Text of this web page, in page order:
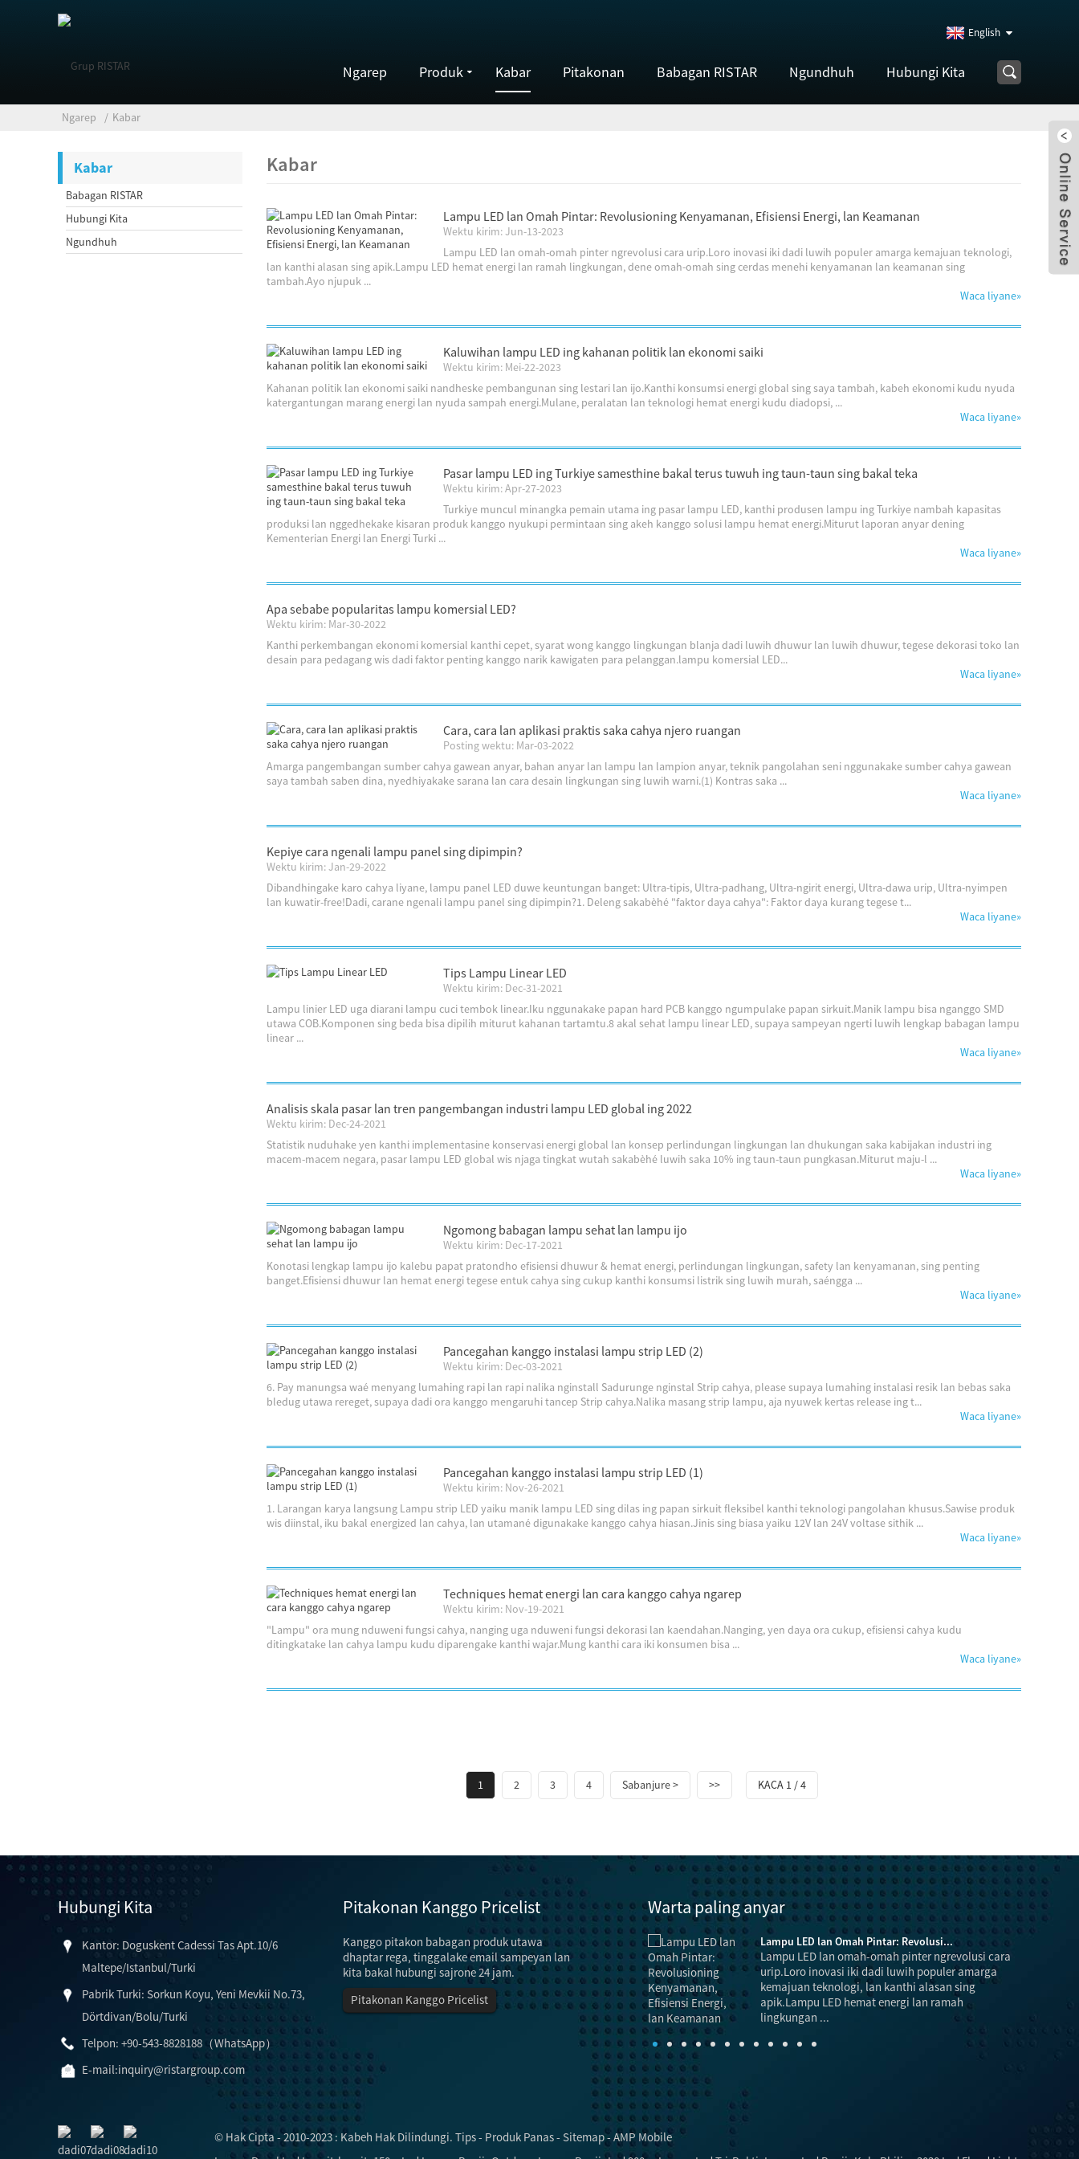
English
Ngarep Produk Kabar Pitakonan Babagan RISTAR Ngundhuh Hubungi Kita
Ngarep Kabar
Kabar
Babagan RISTAR
Hubungi Kita
Ngundhuh
Kabar
Lampu LED lan Omah Pintar: Revolusioning Kenyamanan, Efisiensi Energi, lan Keamanan
Wektu kirim: Jun-13-2023
Lampu LED lan omah-omah pinter ngrevolusi cara urip.Loro inovasi iki dadi luwih populer amarga kemajuan teknologi,
lan kanthi alasan sing apik.Lampu LED hemat energi lan ramah lingkungan, dene omah-omah sing cerdas menehi kenyamanan lan keamanan sing
tambah.Ayo njupuk ...
Waca liyane»
Kaluwihan lampu LED ing kahanan politik lan ekonomi saiki
Wektu kirim: Mei-22-2023
Kahanan politik lan ekonomi saiki nandheske pembangunan sing lestari lan ijo.Kanthi konsumsi energi global sing saya tambah, kabeh ekonomi kudu nyuda
katergantungan marang energi lan nyuda sampah energi.Mulane, peralatan lan teknologi hemat energi kudu diadopsi, ...
Waca liyane»
Pasar lampu LED ing Turkiye samesthine bakal terus tuwuh ing taun-taun sing bakal teka
Wektu kirim: Apr-27-2023
Turkiye muncul minangka pemain utama ing pasar lampu LED, kanthi produsen lampu ing Turkiye nambah kapasitas
produksi lan nggedhekake kisaran produk kanggo nyukupi permintaan sing akeh kanggo solusi lampu hemat energi.Miturut laporan anyar dening
Kementerian Energi lan Energi Turki ...
Waca liyane»
Apa sebabe popularitas lampu komersial LED?
Wektu kirim: Mar-30-2022
Kanthi perkembangan ekonomi komersial kanthi cepet, syarat wong kanggo lingkungan blanja dadi luwih dhuwur lan luwih dhuwur, tegese dekorasi toko lan
desain para pedagang wis dadi faktor penting kanggo narik kawigaten para pelanggan.lampu komersial LED...
Waca liyane»
Cara, cara lan aplikasi praktis saka cahya njero ruangan
Posting wektu: Mar-03-2022
Amarga pangembangan sumber cahya gawean anyar, bahan anyar lan lampu lan lampion anyar, teknik pangolahan seni nggunakake sumber cahya gawean
saya tambah saben dina, nyedhiyakake sarana lan cara desain lingkungan sing luwih warni.(1) Kontras saka ...
Waca liyane»
Kepiye cara ngenali lampu panel sing dipimpin?
Wektu kirim: Jan-29-2022
Dibandhingake karo cahya liyane, lampu panel LED duwe keuntungan banget: Ultra-tipis, Ultra-padhang, Ultra-ngirit energi, Ultra-dawa urip, Ultra-nyimpen
lan kuwatir-free!Dadi, carane ngenali lampu panel sing dipimpin?1. Deleng sakabèhé "faktor daya cahya": Faktor daya kurang tegese t...
Waca liyane»
Tips Lampu Linear LED
Wektu kirim: Dec-31-2021
Lampu linier LED uga diarani lampu cuci tembok linear.Iku nggunakake papan hard PCB kanggo ngumpulake papan sirkuit.Manik lampu bisa nganggo SMD
utawa COB.Komponen sing beda bisa dipilih miturut kahanan tartamtu.8 akal sehat lampu linear LED, supaya sampeyan ngerti luwih lengkap babagan lampu
linear ...
Waca liyane»
Analisis skala pasar lan tren pangembangan industri lampu LED global ing 2022
Wektu kirim: Dec-24-2021
Statistik nuduhake yen kanthi implementasine konservasi energi global lan konsep perlindungan lingkungan lan dhukungan saka kabijakan industri ing
macem-macem negara, pasar lampu LED global wis njaga tingkat wutah sakabèhé luwih saka 10% ing taun-taun pungkasan.Miturut maju-l ...
Waca liyane»
Ngomong babagan lampu sehat lan lampu ijo
Wektu kirim: Dec-17-2021
Konotasi lengkap lampu ijo kalebu papat pratondho efisiensi dhuwur & hemat energi, perlindungan lingkungan, safety lan kenyamanan, sing penting
banget.Efisiensi dhuwur lan hemat energi tegese entuk cahya sing cukup kanthi konsumsi listrik sing luwih murah, saéngga ...
Waca liyane»
Pancegahan kanggo instalasi lampu strip LED (2)
Wektu kirim: Dec-03-2021
6. Pay manungsa waé menyang lumahing rapi lan rapi nalika nginstall Sadurunge nginstal Strip cahya, please supaya lumahing instalasi resik lan bebas saka
bledug utawa rereget, supaya dadi ora kanggo mengaruhi tancep Strip cahya.Nalika masang strip lampu, aja nyuwek kertas release ing t...
Waca liyane»
Pancegahan kanggo instalasi lampu strip LED (1)
Wektu kirim: Nov-26-2021
1. Larangan karya langsung Lampu strip LED yaiku manik lampu LED sing dilas ing papan sirkuit fleksibel kanthi teknologi pangolahan khusus.Sawise produk
wis diinstal, iku bakal energized lan cahya, lan utamané digunakake kanggo cahya hiasan.Jinis sing biasa yaiku 12V lan 24V voltase sithik ...
Waca liyane»
Techniques hemat energi lan cara kanggo cahya ngarep
Wektu kirim: Nov-19-2021
"Lampu" ora mung nduweni fungsi cahya, nanging uga nduweni fungsi dekorasi lan kaendahan.Nanging, yen daya ora cukup, efisiensi cahya kudu
ditingkatake lan cahya lampu kudu diparengake kanthi wajar.Mung kanthi cara iki konsumen bisa ...
Waca liyane»
1 2 3 4 Sabanjure > >> KACA 1 / 4
Hubungi Kita
Kantor: Doguskent Cadessi Tas Apt.10/6
Maltepe/Istanbul/Turki
Pabrik Turki: Sorkun Koyu, Yeni Mevkii No.73,
Dörtdivan/Bolu/Turki
Telpon: +90-543-8828188（WhatsApp）
E-mail:inquiry@ristargroup.com
Pitakonan Kanggo Pricelist
Kanggo pitakon babagan produk utawa
dhaptar rega, tinggalake email sampeyan lan
kita bakal hubungi sajrone 24 jam.
Pitakonan Kanggo Pricelist
Warta paling anyar
Teknik lan metode hemat energi kanggo ...
"Lampu" ora mung nduweni fungsi cahya, nanging
uga nduweni fungsi dekorasi lan
kaendahan.Nanging, yen daya ora cukup, efisiensi
cahya kudu ditingkatake lan ...
Lampu LED lan Omah Pintar: Revolusi...
Lampu LED lan omah-omah pinter ngrevolusi cara
urip.Loro inovasi iki dadi luwih populer amarga
kemajuan teknologi, lan kanthi alasan sing
apik.Lampu LED hemat energi lan ramah
lingkungan ...
© Hak Cipta - 2010-2023 : Kabeh Hak Dilindungi. Tips- Produk Panas- Sitemap-AMP Mobile